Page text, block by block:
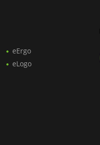
eErgo
eLogo